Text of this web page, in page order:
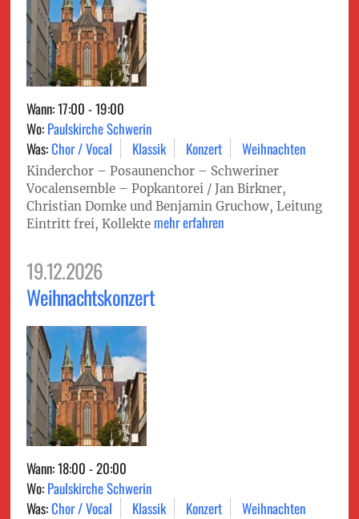
Wann: 17:00 - 19:00
Wo: Paulskirche Schwerin
Was:Chor / Vocal Klassik Konzert Weihnachten
Kinderchor – Posaunenchor – Schweriner
Vocalensemble – Popkantorei / Jan Birkner,
Christian Domke und Benjamin Gruchow, Leitung
Eintritt frei, Kollekte mehr erfahren
19.12.2026
Weihnachtskonzert
Wann: 18:00 - 20:00
Wo: Paulskirche Schwerin
Was:Chor / Vocal Klassik Konzert Weihnachten